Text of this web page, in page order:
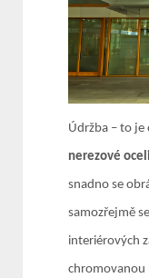
Údržba – to
nerezové oceli
snadno se
samozřejmě
interiérových
chromovanou